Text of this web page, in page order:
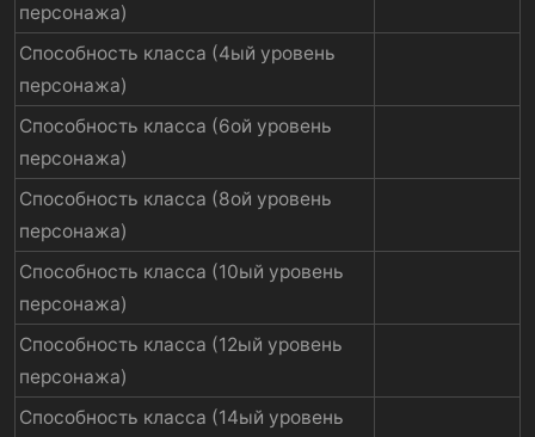
персонажа)
Способность класса (4ый уровень
персонажа)
Способность класса (6ой уровень
персонажа)
Способность класса (8ой уровень
персонажа)
Способность класса (10ый уровень
персонажа)
Способность класса (12ый уровень
персонажа)
Способность класса (14ый уровень